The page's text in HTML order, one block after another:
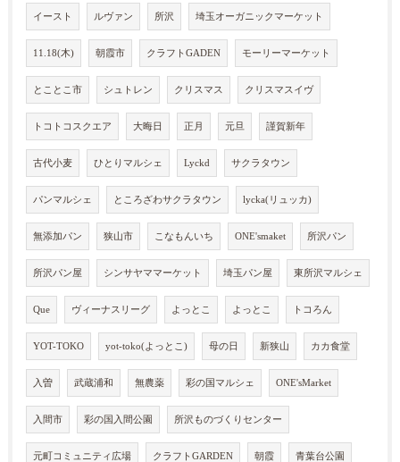
イースト ルヴァン 所沢 埼玉オーガニックマーケット
11.18(木) 朝霞市 クラフトGADEN モーリーマーケット
とことこ市 シュトレン クリスマス クリスマスイヴ
トコトコスクエア 大晦日 正月 元旦 謹賀新年
古代小麦 ひとりマルシェ Lyckd サクラタウン
パンマルシェ ところざわサクラタウン lycka(リュッカ)
無添加パン 狭山市 こなもんいち ONE'smaket 所沢パン
所沢パン屋 シンサヤママーケット 埼玉パン屋 東所沢マルシェ
Que ヴィーナスリーグ よっとこ よっとこ トコろん
YOT-TOKO yot-toko(よっとこ) 母の日 新狭山 カカ食堂
入曽 武蔵浦和 無農薬 彩の国マルシェ ONE'sMarket
入間市 彩の国入間公園 所沢ものづくりセンター
元町コミュニティ広場 クラフトGARDEN 朝霞 青葉台公園